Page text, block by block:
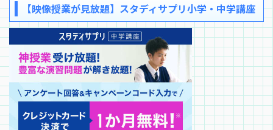
【映像授業が見放題】スタディサプリ小学・中学講座